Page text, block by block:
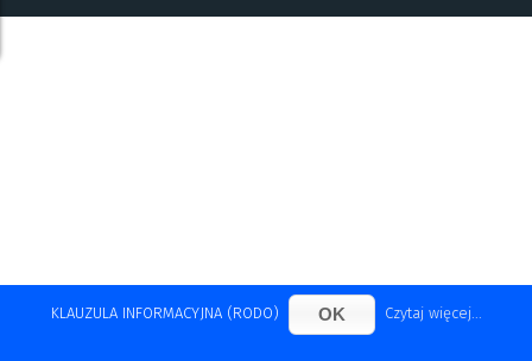
KLAUZULA INFORMACYJNA (RODO) OK Czytaj więcej...